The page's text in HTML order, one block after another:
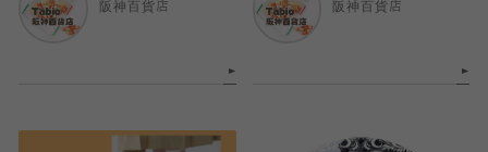
阪神百貨店
阪神百貨店